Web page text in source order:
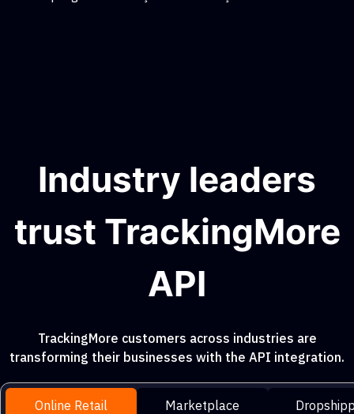
Industry leaders
trust TrackingMore
API
TrackingMore customers across industries are
transforming their businesses with the API integration.
Online Retail Marketplace